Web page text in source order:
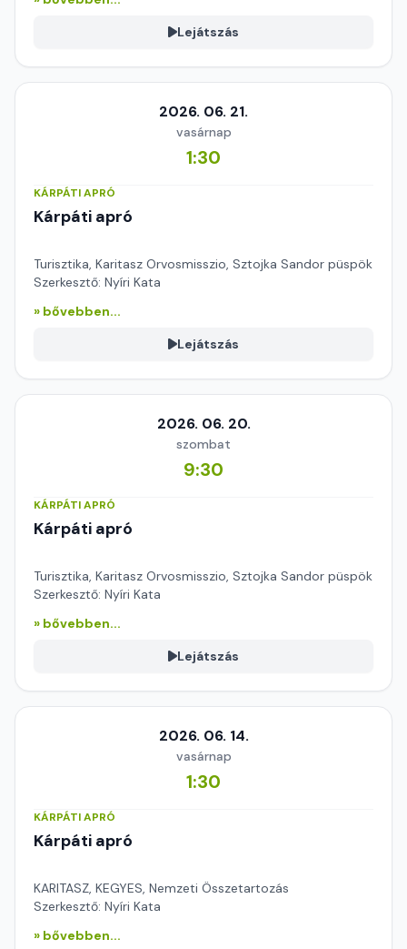
Lejátszás
2026. 06. 21.
vasárnap
1:30
KÁRPÁTI APRÓ
Kárpáti apró
Turisztika, Karitasz Orvosmisszio, Sztojka Sandor püspök
Szerkesztő: Nyíri Kata
» bővebben...
Lejátszás
2026. 06. 20.
szombat
9:30
KÁRPÁTI APRÓ
Kárpáti apró
Turisztika, Karitasz Orvosmisszio, Sztojka Sandor püspök
Szerkesztő: Nyíri Kata
» bővebben...
Lejátszás
2026. 06. 14.
vasárnap
1:30
KÁRPÁTI APRÓ
Kárpáti apró
KARITASZ, KEGYES, Nemzeti Összetartozás
Szerkesztő: Nyíri Kata
» bővebben...